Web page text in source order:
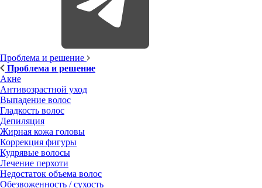
Проблема и решение
Проблема и решение
Акне
Антивозрастной уход
Выпадение волос
Гладкость волос
Депиляция
Жирная кожа головы
Коррекция фигуры
Кудрявые волосы
Лечение перхоти
Недостаток объема волос
Обезвоженность / сухость